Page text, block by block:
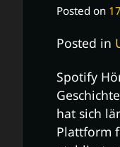
Posted on
Posted in
Spotify
hat sich
Plattform